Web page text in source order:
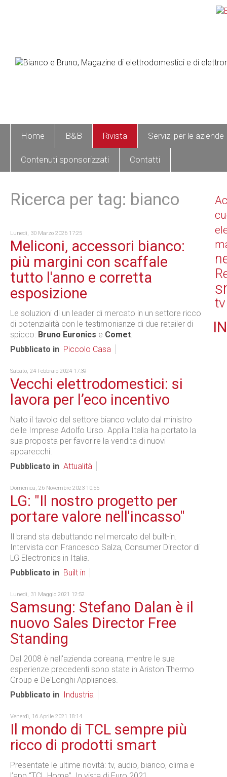
Home B&B Rivista Servizi per le aziende
Contenuti sponsorizzati Contatti
Ricerca per tag: bianco
Lunedì, 30 Marzo 2026 17:25
Meliconi, accessori bianco:
più margini con scaffale
tutto l'anno e corretta
esposizione
Le soluzioni di un leader di mercato in un settore ricco
di potenzialità con le testimonianze di due retailer di
spicco: Bruno Euronics e Comet.
Pubblicato in Piccolo Casa
Sabato, 24 Febbraio 2024 17:39
Vecchi elettrodomestici: si
lavora per l’eco incentivo
Nato il tavolo del settore bianco voluto dal ministro
delle Imprese Adolfo Urso. Applia Italia ha portato la
sua proposta per favorire la vendita di nuovi
apparecchi.
Pubblicato in Attualità
Domenica, 26 Novembre 2023 10:55
LG: "Il nostro progetto per
portare valore nell'incasso"
Il brand sta debuttando nel mercato del built-in.
Intervista con Francesco Salza, Consumer Director di
LG Electronics in Italia.
Pubblicato in Built in
Lunedì, 31 Maggio 2021 12:52
Samsung: Stefano Dalan è il
nuovo Sales Director Free
Standing
Dal 2008 è nell'azienda coreana, mentre le sue
esperienze precedenti sono state in Ariston Thermo
Group e De'Longhi Appliances.
Pubblicato in
Industria
Venerdì, 16 Aprile 2021 18:14
Il mondo di TCL sempre più
ricco di prodotti smart
Presentate le ultime novità: tv, audio, bianco, clima e
tv
IN